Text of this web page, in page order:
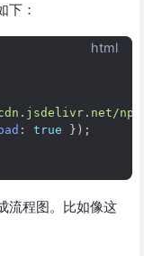
下：
html
npm/
: true
});
流程图。比如像这